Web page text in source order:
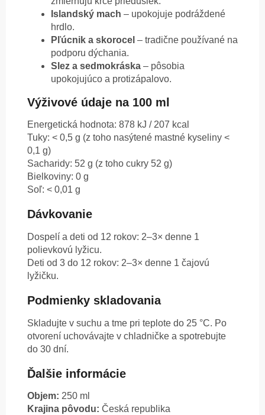
Islandský mach – upokojuje podráždené
hrdlo.
Pľúcnik a skorocel – tradične používané na
podporu dýchania.
Slez a sedmokráska – pôsobia
upokojujúco a protizápalovo.
Výživové údaje na 100 ml
Energetická hodnota: 878 kJ / 207 kcal
Tuky: < 0,5 g (z toho nasýtené mastné kyseliny <
0,1 g)
Sacharidy: 52 g (z toho cukry 52 g)
Bielkoviny: 0 g
Soľ: < 0,01 g
Dávkovanie
Dospelí a deti od 12 rokov: 2–3× denne 1
polievkovú lyžicu.
Deti od 3 do 12 rokov: 2–3× denne 1 čajovú
lyžičku.
Podmienky skladovania
Skladujte v suchu a tme pri teplote do 25 °C. Po
otvorení uchovávajte v chladničke a spotrebujte
do 30 dní.
Ďalšie informácie
Objem: 250 ml
Krajina pôvodu: Česká republika